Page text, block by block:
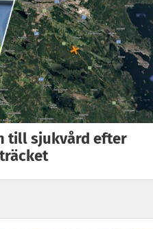
till sjukvård efter